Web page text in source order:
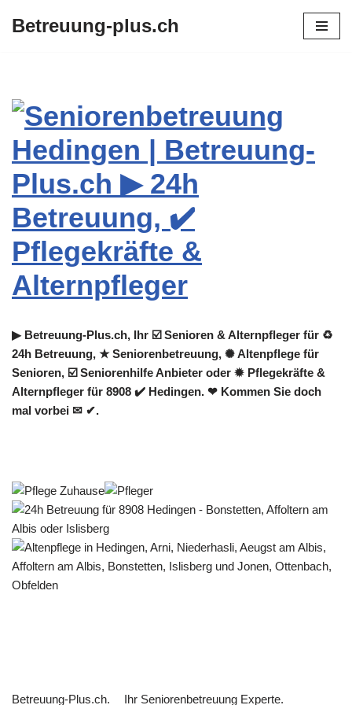
Betreuung-plus.ch
▶︎ Betreuung-Plus.ch, Ihr ☑️ Senioren & Alternpfleger für ♻
24h Betreuung, ★ Seniorenbetreuung, ✺ Altenpflege für
Senioren, ☑️ Seniorenhilfe Anbieter oder ✹ Pflegekräfte &
Alternpfleger für 8908 ✔️ Hedingen. ❤ Kommen Sie doch
mal vorbei ✉ ✔.
Betreuung-Plus.ch. Ihr Seniorenbetreuung Experte.